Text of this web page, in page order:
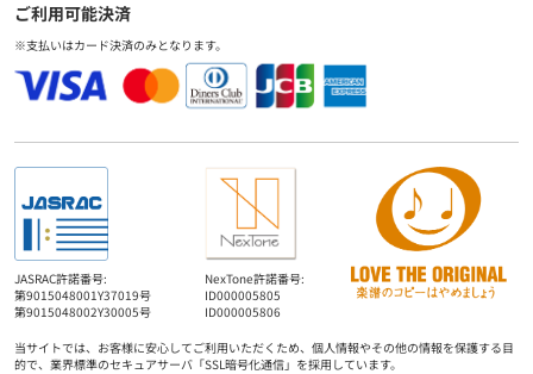
ご利用可能決済
※支払いはカード決済のみとなります。
JASRAC許諾番号:
第9015048001Y37019号
第9015048002Y30005号
NexTone許諾番号:
ID000005805
ID000005806
当サイトでは、お客様に安心してご利用いただくため、個人情報やその他の情報を保護する目
的で、業界標準のセキュアサーバ「SSL暗号化通信」を採用しています。